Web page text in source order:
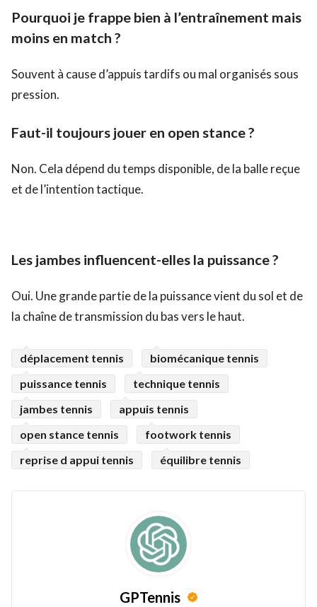
Pourquoi je frappe bien à l’entraînement mais
moins en match ?
Souvent à cause d’appuis tardifs ou mal organisés sous
pression.
Faut-il toujours jouer en open stance ?
Non. Cela dépend du temps disponible, de la balle reçue
et de l’intention tactique.
Les jambes influencent-elles la puissance ?
Oui. Une grande partie de la puissance vient du sol et de
la chaîne de transmission du bas vers le haut.
déplacement tennis
biomécanique tennis
puissance tennis
technique tennis
jambes tennis
appuis tennis
open stance tennis
footwork tennis
reprise d appui tennis
équilibre tennis
GPTennis